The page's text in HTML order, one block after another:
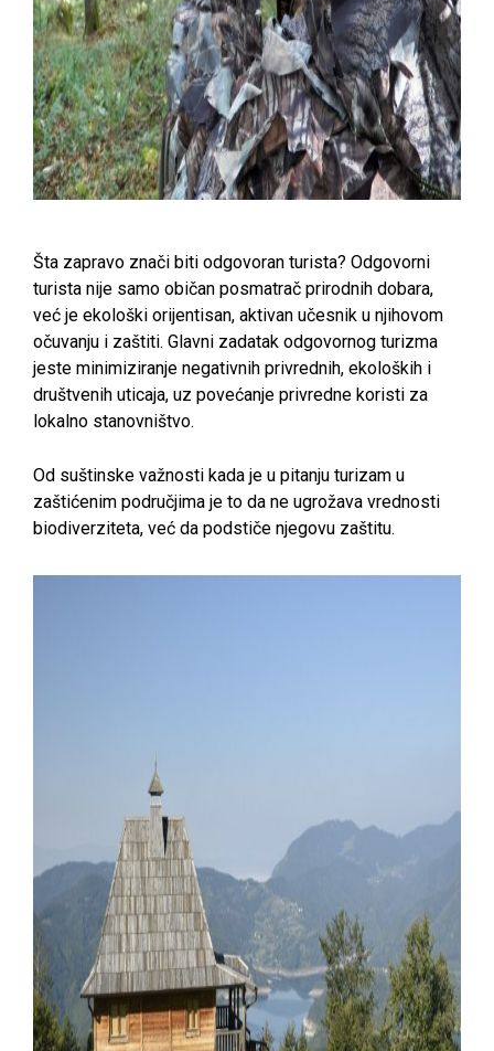
Šta zapravo znači biti odgovoran turista? Odgovorni
turista nije samo običan posmatrač prirodnih dobara,
već je ekološki orijentisan, aktivan učesnik u njihovom
očuvanju i zaštiti. Glavni zadatak odgovornog turizma
jeste minimiziranje negativnih privrednih, ekoloških i
društvenih uticaja, uz povećanje privredne koristi za
lokalno stanovništvo.
Od suštinske važnosti kada je u pitanju turizam u
zaštićenim područjima je to da ne ugrožava vrednosti
biodiverziteta, već da podstiče njegovu zaštitu.